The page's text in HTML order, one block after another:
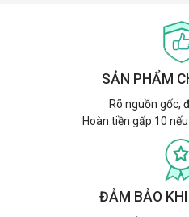
SẢN PHẨM
Rõ nguồn gốc,
Hoàn tiền gấp 10
ĐẢM BẢO